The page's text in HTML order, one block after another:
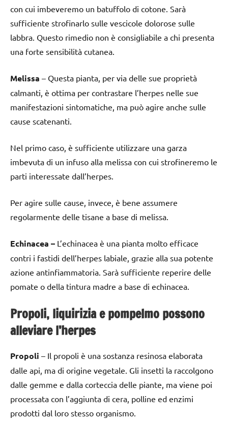
con cui imbeveremo un batuffolo di cotone. Sarà
sufficiente strofinarlo sulle vescicole dolorose sulle
labbra. Questo rimedio non è consigliabile a chi presenta
una forte sensibilità cutanea.
Melissa – Questa pianta, per via delle sue proprietà
calmanti, è ottima per contrastare l’herpes nelle sue
manifestazioni sintomatiche, ma può agire anche sulle
cause scatenanti.
Nel primo caso, è sufficiente utilizzare una garza
imbevuta di un infuso alla melissa con cui strofineremo le
parti interessate dall’herpes.
Per agire sulle cause, invece, è bene assumere
regolarmente delle tisane a base di melissa.
Echinacea – L’echinacea è una pianta molto efficace
contri i fastidi dell’herpes labiale, grazie alla sua potente
azione antinfiammatoria. Sarà sufficiente reperire delle
pomate o della tintura madre a base di echinacea.
Propoli, liquirizia e pompelmo possono
alleviare l’herpes
Propoli – Il propoli è una sostanza resinosa elaborata
dalle api, ma di origine vegetale. Gli insetti la raccolgono
dalle gemme e dalla corteccia delle piante, ma viene poi
processata con l’aggiunta di cera, polline ed enzimi
prodotti dal loro stesso organismo.